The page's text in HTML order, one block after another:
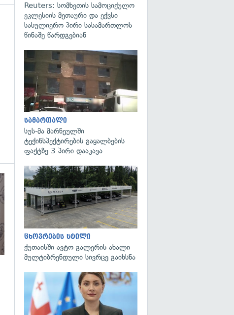
გადახედვა
Reuters: სომხეთის სამოციქულო
ეკლესიის მეთაური და ექვსი
სასულიერო პირი სასამართლოს
წინაშე წარდგებიან
სამართალი
სუს-მა მარნეულში
ტექინსპექტირების გაყალბების
ფაქტზე 3 პირი დააკავა
ცხოვრების სტილი
ქუთაისში ავტო გალერის ახალი
მულტიბრენდული სივრცე გაიხსნა